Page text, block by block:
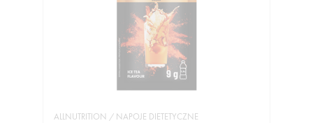
ALLNUTRITION / NAPOJE DIETETYCZNE